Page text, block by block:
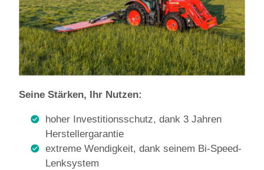
Seine Stärken, Ihr Nutzen:
hoher Investitionsschutz, dank 3 Jahren
Herstellergarantie
extreme Wendigkeit, dank seinem Bi-Speed-
Lenksystem